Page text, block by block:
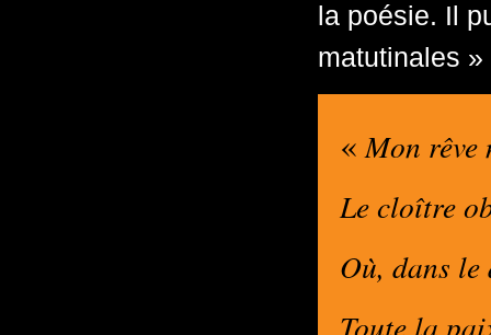
la poésie. Il
matutinales
«Mon rêve
Le cloître
Où, dans
Toute la